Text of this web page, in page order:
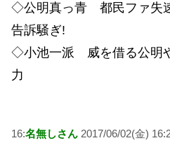
◇公明真っ青 都民ファ失
告訴騒ぎ!
◇小池一派 威を借る公明
力
16:名無しさん 2017/06/02(金)